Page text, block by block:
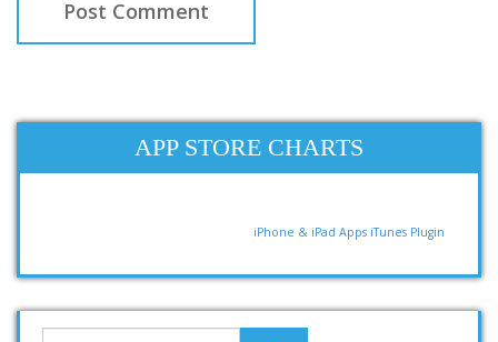
APP STORE CHARTS
iPhone & iPad Apps iTunes Plugin